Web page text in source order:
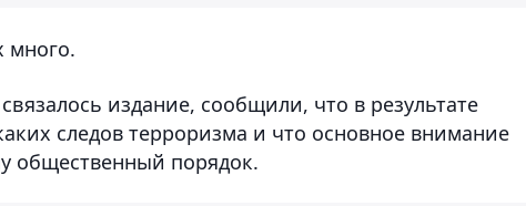
много.
издание, сообщили, что в результате
следов терроризма и что основное внимание
общественный порядок.